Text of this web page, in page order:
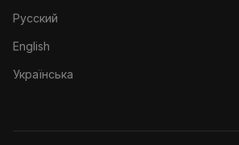
Русский
English
Українська